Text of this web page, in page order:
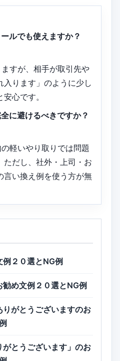
ルでも使えますか？
すが、相手が取引先や
入ります」のように少し
心です。
に避けるべきですか？
軽いやり取りでは問題
ただし、社外・上司・お
言い換え例を使う方が無
例２０選とNG例
め文例２０選とNG例
がとうございますのお
がとうございます」のお